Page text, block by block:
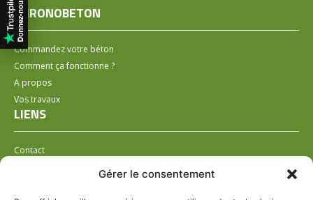
Gérer le consentement
CHRONOBETON
Commandez votre béton
Comment ça fonctionne ?
A propos
Vos travaux
LIENS
Contact